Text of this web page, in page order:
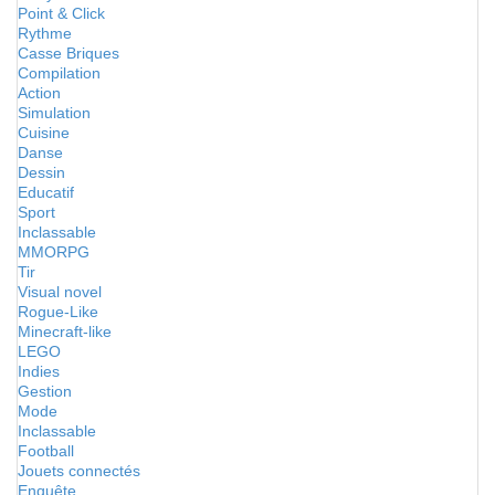
Point & Click
Rythme
Casse Briques
Compilation
Action
Simulation
Cuisine
Danse
Dessin
Educatif
Sport
Inclassable
MMORPG
Tir
Visual novel
Rogue-Like
Minecraft-like
LEGO
Indies
Gestion
Mode
Inclassable
Football
Jouets connectés
Enquête